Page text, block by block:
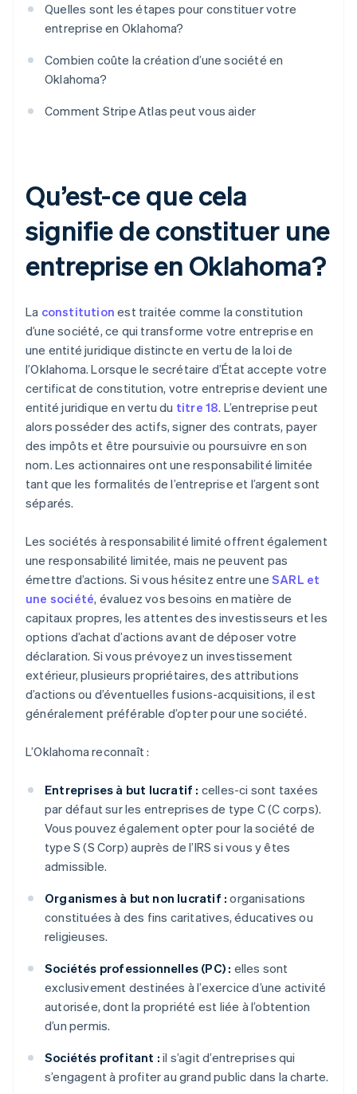
Quelles sont les étapes pour constituer votre
entreprise en Oklahoma?
Combien coûte la création d’une société en
Oklahoma?
Comment Stripe Atlas peut vous aider
Qu’est-ce que cela
signifie de constituer une
entreprise en Oklahoma?
La constitution est traitée comme la constitution
d’une société, ce qui transforme votre entreprise en
une entité juridique distincte en vertu de la loi de
l’Oklahoma. Lorsque le secrétaire d’État accepte votre
certificat de constitution, votre entreprise devient une
entité juridique en vertu du titre 18. L’entreprise peut
alors posséder des actifs, signer des contrats, payer
des impôts et être poursuivie ou poursuivre en son
nom. Les actionnaires ont une responsabilité limitée
tant que les formalités de l’entreprise et l’argent sont
séparés.
Les sociétés à responsabilité limité offrent également
une responsabilité limitée, mais ne peuvent pas
émettre d’actions. Si vous hésitez entre uneSARL et
une société, évaluez vos besoins en matière de
capitaux propres, les attentes des investisseurs et les
options d’achat d’actions avant de déposer votre
déclaration. Si vous prévoyez un investissement
extérieur, plusieurs propriétaires, des attributions
d’actions ou d’éventuelles fusions-acquisitions, il est
généralement préférable d’opter pour une société.
L’Oklahoma reconnaît :
Entreprises à but lucratif : celles-ci sont taxées
par défaut sur les entreprises de type C (C corps).
Vous pouvez également opter pour la société de
type S (S Corp) auprès de l’IRS si vous y êtes
admissible.
Organismes à but non lucratif : organisations
constituées à des fins caritatives, éducatives ou
religieuses.
Sociétés professionnelles (PC) : elles sont
exclusivement destinées à l’exercice d’une activité
autorisée, dont la propriété est liée à l’obtention
d’un permis.
Sociétés profitant : il s’agit d’entreprises qui
s’engagent à profiter au grand public dans la charte.